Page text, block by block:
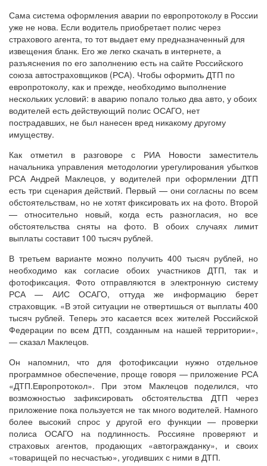
Сама система оформления аварии по европротоколу в России
уже не нова. Если водитель приобретает полис через
страхового агента, то тот выдает ему предназначенный для
извещения бланк. Его же легко скачать в интернете, а
разъяснения по его заполнению есть на сайте Российского
союза автостраховщиков (РСА). Чтобы оформить ДТП по
европротоколу, как и прежде, необходимо выполнение
нескольких условий: в аварию попало только два авто, у обоих
водителей есть действующий полис ОСАГО, нет
пострадавших, не был нанесен вред никакому другому
имуществу.
Как отметил в разговоре с РИА Новости заместитель
начальника управления методологии урегулирования убытков
РСА Андрей Маклецов, у водителей при оформлении ДТП
есть три сценария действий. Первый — они согласны по всем
обстоятельствам, но не хотят фиксировать их на фото. Второй
— относительно новый, когда есть разногласия, но все
обстоятельства сняты на фото. В обоих случаях лимит
выплаты составит 100 тысяч рублей.
В третьем варианте можно получить 400 тысяч рублей, но
необходимо как согласие обоих участников ДТП, так и
фотофиксация. Фото отправляются в электронную систему
РСА — АИС ОСАГО, оттуда же информацию берет
страховщик. «В этой ситуации не отвертишься от выплаты 400
тысяч рублей. Теперь это касается всех жителей Российской
Федерации по всем ДТП, созданным на нашей территории»,
— сказал Маклецов.
Он напомнил, что для фотофиксации нужно отдельное
программное обеспечение, проще говоря — приложение РСА
«ДТП.Европротокол». При этом Маклецов поделился, что
возможностью зафиксировать обстоятельства ДТП через
приложение пока пользуется не так много водителей. Намного
более высокий спрос у другой его функции — проверки
полиса ОСАГО на подлинность. Россияне проверяют и
страховых агентов, продающих «автогражданку», и своих
«товарищей по несчастью», угодивших с ними в ДТП.